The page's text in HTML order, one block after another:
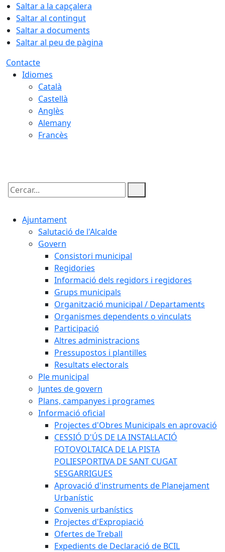
Saltar a la capçalera
Saltar al contingut
Saltar a documents
Saltar al peu de pàgina
Contacte
Idiomes
Català
Castellà
Anglès
Alemany
Francès
Cercar:
Ajuntament
Salutació de l'Alcalde
Govern
Consistori municipal
Regidories
Informació dels regidors i regidores
Grups municipals
Organització municipal / Departaments
Organismes dependents o vinculats
Participació
Altres administracions
Pressupostos i plantilles
Resultats electorals
Ple municipal
Juntes de govern
Plans, campanyes i programes
Informació oficial
Projectes d'Obres Municipals en aprovació
CESSIÓ D'ÚS DE LA INSTAL·LACIÓ
FOTOVOLTAICA DE LA PISTA
POLIESPORTIVA DE SANT CUGAT
SESGARRIGUES
Aprovació d'instruments de Planejament
Urbanístic
Convenis urbanístics
Projectes d'Expropiació
Ofertes de Treball
Expedients de Declaració de BCIL